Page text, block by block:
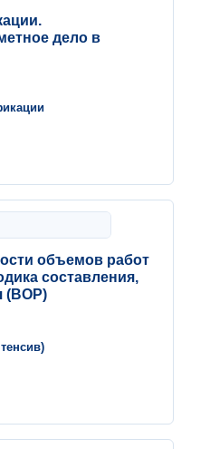
дело в
объемов работ
составления,
(ВОР)